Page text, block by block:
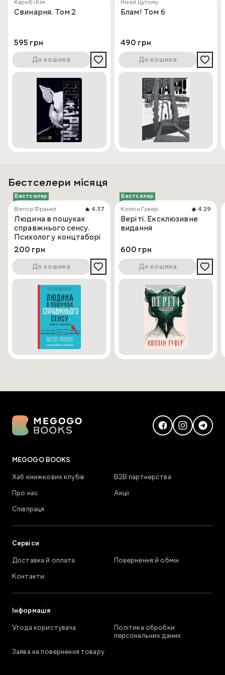
Карнбі Кім
Свинарня. Том 2
595 грн
До кошика
Ніхей Цутому
Блам! Том 6
490 грн
До кошика
Бестселери місяця
Бестселер
Віктор Франкл
4.37
Людина в пошуках
справжнього сенсу.
Психолог у концтаборі
200 грн
До кошика
Бестселер
Коллін Гувер
4.29
Веріті. Ексклюзивне
видання
600 грн
До кошика
MEGOGO BOOKS
Хаб книжкових клубів
В2В партнерства
Про нас
Акції
Співпраця
Сервіси
Доставка й оплата
Повернення й обмін
Контакти
Інформація
Угода користувача
Політика обробки
персональних даних
Заява на повернення товару